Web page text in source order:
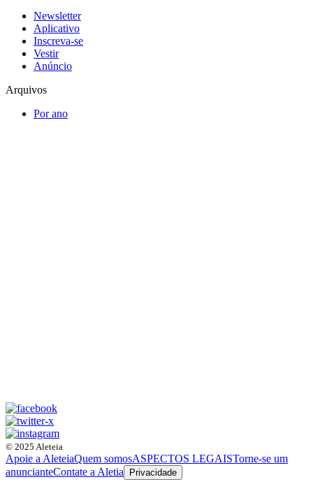
Newsletter
Aplicativo
Inscreva-se
Vestir
Anúncio
Arquivos
Por ano
© 2025 Aleteia
Apoie a AleteiaQuem somosASPECTOS LEGAISTorne-se um
anuncianteContate a Aletia Privacidade